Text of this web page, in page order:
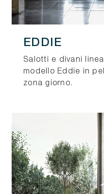
EDDIE
Salotti e divani
modello Eddie in
zona giorno.